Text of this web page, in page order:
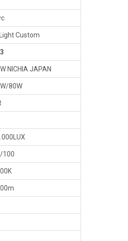
Custom
NICHIA JAPAN
80W
100